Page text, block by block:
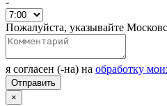
Пожалуйста, указывайте
я согласен (-на) на обработку
×